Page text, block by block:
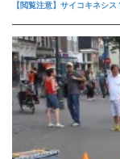
【閲覧注意】サイコキネシ